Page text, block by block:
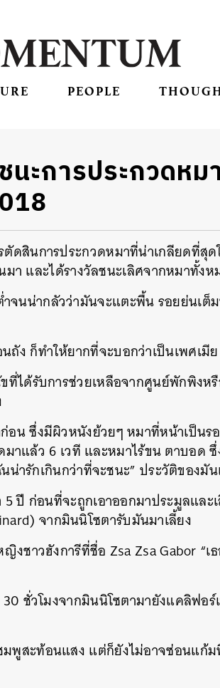
PEOPLE
ะการประกวดหม
ดสินการประกวดหมาที่น่าเกลียดที่สุ
า และได้รางวัลชนะเลิศจากหมาทั้งห
จนน่ากลัวว่ามันจะแตะพื้น รอยย่นเต็
ง ก็ทำให้ยากที่จะบอกว่าเป็นเพศเมีย
ที่ได้รับการช่วยเหลือจากศูนย์พักพิงห
อน ซึ่งมีผิวหนังย้วยๆ หมาที่หน้าเป็นร
าแล้ว 6 เวที และหมาไร้ขน ตาบอด
น่ารักเกินกว่าที่จะชนะ” ประวัติของมั
ปี ก่อนที่จะถูกเอาออกมาประมูลและ
จากมินนิโซตารับมันมาเลี้ยง
ชาวฮังการีที่ชื่อ Zsa Zsa Gabor “เ
ชั่วโมงจากมินนิโซตามายังแคลิฟอร์
พูสะท้อนแสง แต่ก็ยังไม่อาจซ่อนแก้